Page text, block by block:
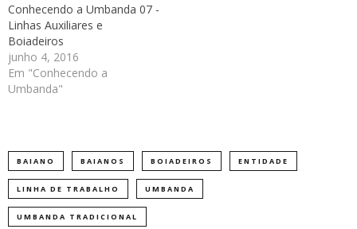
Conhecendo a Umbanda 07 -
Linhas Auxiliares e
Boiadeiros
junho 4, 2016
Em "Conhecendo a
Umbanda"
BAIANO BAIANOS BOIADEIROS ENTIDADE
LINHA DE TRABALHO UMBANDA
UMBANDA TRADICIONAL